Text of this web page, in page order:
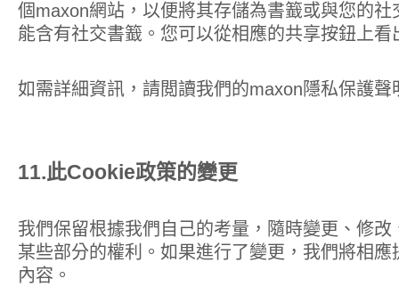
個maxon網站，以便將其存儲為書籖或與您的
能含有社交書籖。您可以從相應的共享按鈕上看
如需詳細資訊，請閲讀我們的maxon隱私保護聲
11.此Cookie政策的變更
我們保留根據我們自己的考量，隨時變更、修
某些部分的權利。如果進行了變更，我們將相
內容。